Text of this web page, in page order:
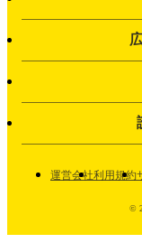
運営会社利用規約
©